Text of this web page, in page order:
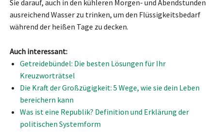
Sie darauf, auch in den kühleren Morgen- und Abendstunden
ausreichend Wasser zu trinken, um den Flüssigkeitsbedarf
während der heißen Tage zu decken.
Auch interessant:
Getreidebündel: Die besten Lösungen für Ihr
Kreuzworträtsel
Die Kraft der Großzügigkeit: 5 Wege, wie sie dein Leben
bereichern kann
Was ist eine Republik? Definition und Erklärung der
politischen Systemform